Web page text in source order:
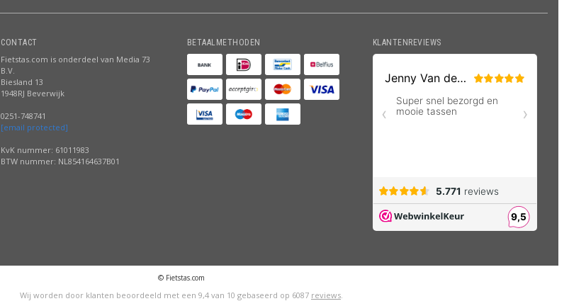
CONTACT
Fietstas.com is onderdeel van Media 73
B.V.
Biesland 13
1948RJ Beverwijk
0251-748741
[email protected]
KvK nummer: 61011983
BTW nummer: NL854164637B01
BETAALMETHODEN KLANTENREVIEWS
© Fietstas.com
Wij worden door klanten beoordeeld met een 9,4 van 10 gebaseerd op 6087 reviews